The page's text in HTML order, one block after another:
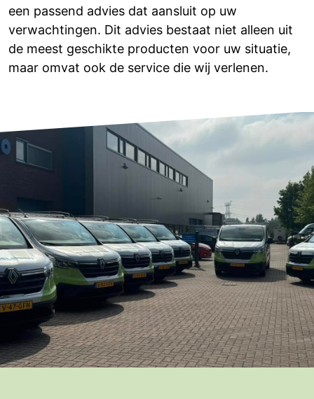
een passend advies dat aansluit op uw
verwachtingen. Dit advies bestaat niet alleen uit
de meest geschikte producten voor uw situatie,
maar omvat ook de service die wij verlenen.